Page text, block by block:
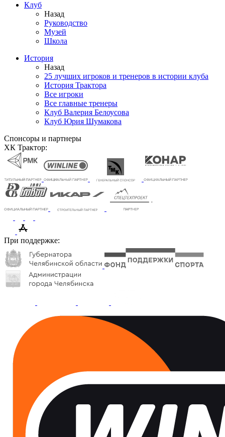
Клуб
Назад
Руководство
Музей
Школа
История
Назад
25 лучших игроков и тренеров в истории клуба
История Трактора
Все игроки
Все главные тренеры
Клуб Валерия Белоусова
Клуб Юрия Шумакова
Спонсоры и партнеры
ХК Трактор:
При поддержке: